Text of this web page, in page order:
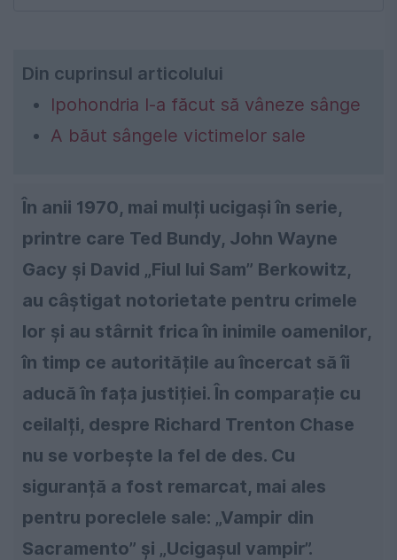
Din cuprinsul articolului
Ipohondria l-a făcut să vâneze sânge
A băut sângele victimelor sale
În anii 1970, mai mulți ucigași în serie,
printre care Ted Bundy, John Wayne
Gacy și David „Fiul lui Sam” Berkowitz,
au câștigat notorietate pentru crimele
lor și au stârnit frica în inimile oamenilor,
în timp ce autoritățile au încercat să îi
aducă în fața justiției. În comparație cu
ceilalți, despre Richard Trenton Chase
nu se vorbește la fel de des. Cu
siguranță a fost remarcat, mai ales
pentru poreclele sale: „Vampir din
Sacramento” și „Ucigașul vampir”.